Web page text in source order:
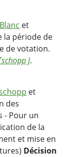
et
la période de
de votation.
J.
et
des
- Pour un
de la
et mise en
Décision